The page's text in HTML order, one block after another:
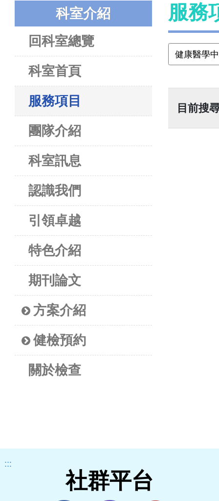
科室介紹
回科室總覽
科室首頁
服務項目
團隊介紹
科室訊息
認識我們
引領卓越
特色介紹
期刊論文
方案介紹
健檢預約
關於檢查
服務
目前搜
:::
社群平台